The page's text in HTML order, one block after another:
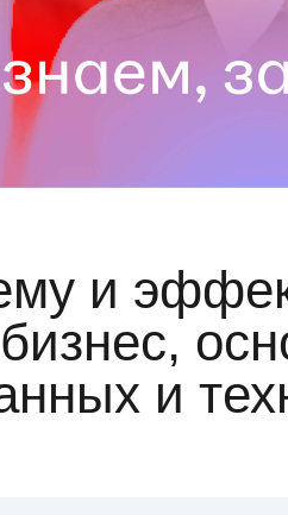
и
и